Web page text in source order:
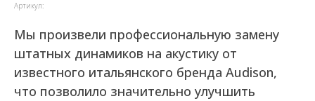
Артикул:
Мы произвели профессиональную замену
штатных динамиков на акустику от
известного итальянского бренда Audison,
что позволило значительно улучшить